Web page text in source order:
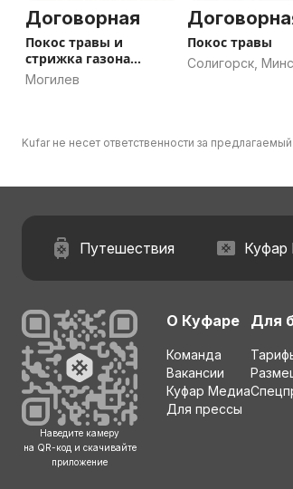
Договорная
Покос травы и
стрижка газона
НЕДОРОГО
Могилев
Покос травы
Солигорск,
Kufar не несет ответственности за
Путешествия Куфар
Наведите камеру
на QR-код и скачивайте
приложение
О Куфаре
Команда
Вакансии
Куфар Медиа
Для прессы
Для